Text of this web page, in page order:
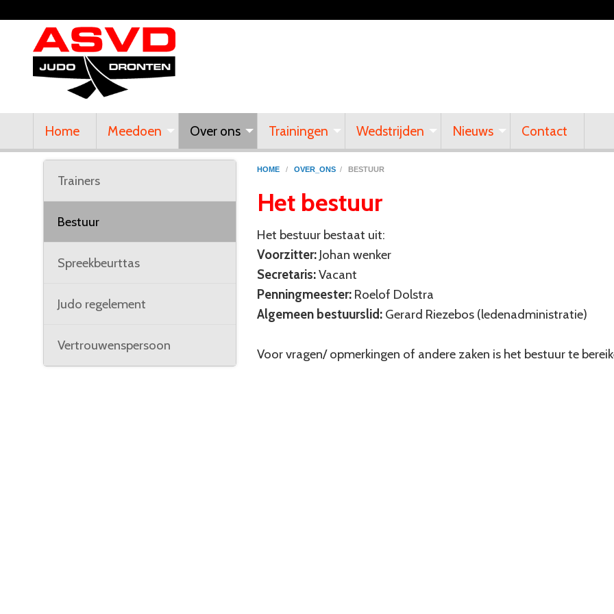
Home Meedoen Over ons Trainingen Wedstrijden Nieuws Contact
Trainers
Bestuur
Spreekbeurttas
Judo regelement
Vertrouwenspersoon
HOME / OVER_ONS / BESTUUR
Het bestuur
Het bestuur bestaat uit:
Voorzitter: Johan wenker
Secretaris:Vacant
Penningmeester: Roelof Dolstra
Algemeen bestuurslid: Gerard Riezebos (ledenadministratie)
Voor vragen/ opmerkingen of andere zaken is het bestuur te